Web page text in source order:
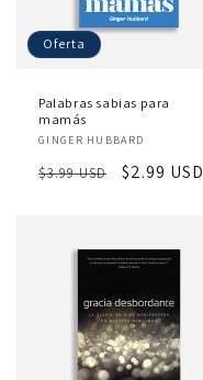
Oferta
Palabras sabias para
mamás
Proveedor:
GINGER HUBBARD
Precio
$3.99 USD
Precio
$2.99 USD